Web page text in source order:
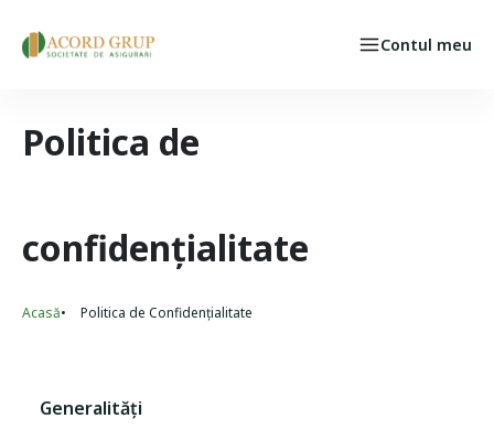
CAZ ASIGURAT
Contul meu
Politica de
confidențialitate
Breadcrumb
Acasă Politica de Confidențialitate
Generalități